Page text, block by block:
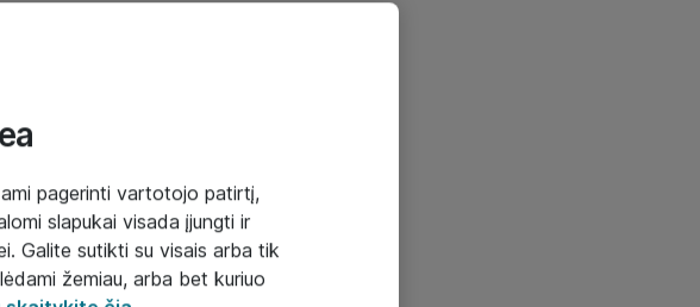
pagerinti vartotojo patirtį,
slapukai visada įjungti ir
Galite sutikti su visais arba tik
žemiau, arba bet kuriuo